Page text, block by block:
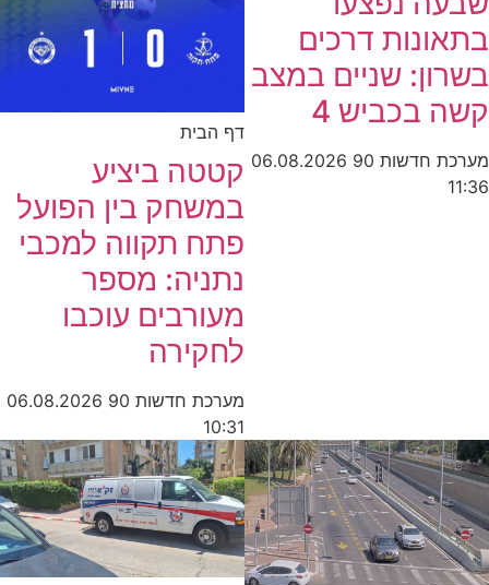
בתאונות דרכים
בשרון: שניים במצב
קשה בכביש 4
מערכת חדשות 90
06.08.2026
11:36
דף הבית
קטטה ביציע
במשחק בין הפועל
פתח תקווה למכבי
נתניה: מספר
מעורבים עוכבו
לחקירה
מערכת חדשות 90
06.08.2026
10:31